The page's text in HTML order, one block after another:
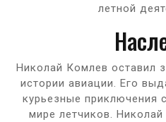
летной
Николай Комлев оставил
истории авиации. Его
курьезные приключения
мире летчиков.